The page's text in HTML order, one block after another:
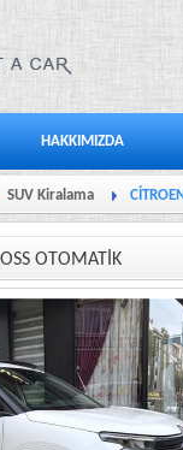
HAKKIMIZDA
SUV Kiralama
OTOMATİK